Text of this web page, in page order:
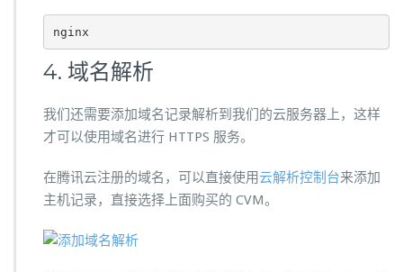
nginx
4. 域名解析
我们还需要添加域名记录解析到我们的云服务器上，这样
才可以使用域名进行 HTTPS 服务。
在腾讯云注册的域名，可以直接使用云解析控制台来添加
主机记录，直接选择上面购买的 CVM。